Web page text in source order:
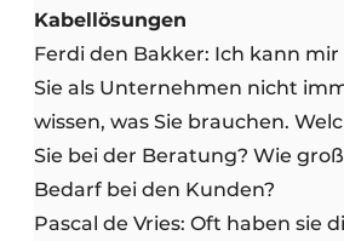
Kabellösungen
Ferdi den Bakker: Ich kann mir
Sie als Unternehmen nicht
wissen, was Sie brauchen.
Sie bei der Beratung? Wie
Bedarf bei den Kunden?
Pascal de Vries: Oft haben sie